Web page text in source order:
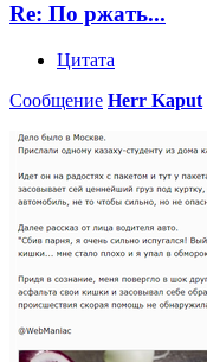
Re: По ржать...
Цитата
Сообщение Herr Kaput